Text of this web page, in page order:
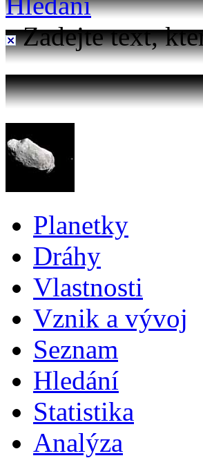
Zadejte text,
Planetky
Dráhy
Vlastnosti
Vznik a vývoj
Seznam
Hledání
Statistika
Analýza